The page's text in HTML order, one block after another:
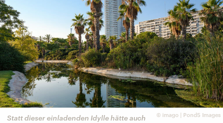
© imago | Pond5 Images
Statt dieser einladenden Idylle hätte auch